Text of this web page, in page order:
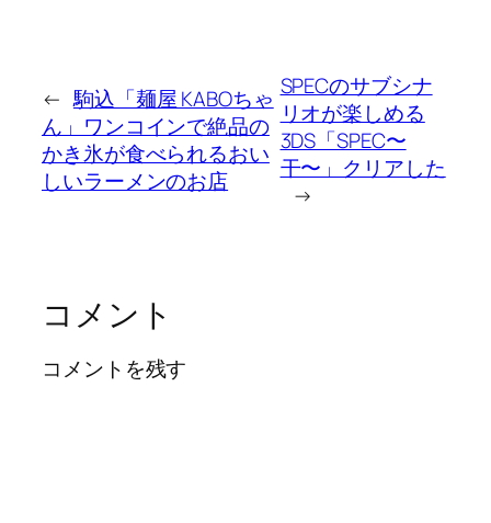
← 駒込「麺屋 KABOちゃ
ん」ワンコインで絶品の
かき氷が食べられるおい
しいラーメンのお店
SPECのサブシナ
リオが楽しめる
3DS「SPEC〜
干〜」クリアした
→
コメント
コメントを残す